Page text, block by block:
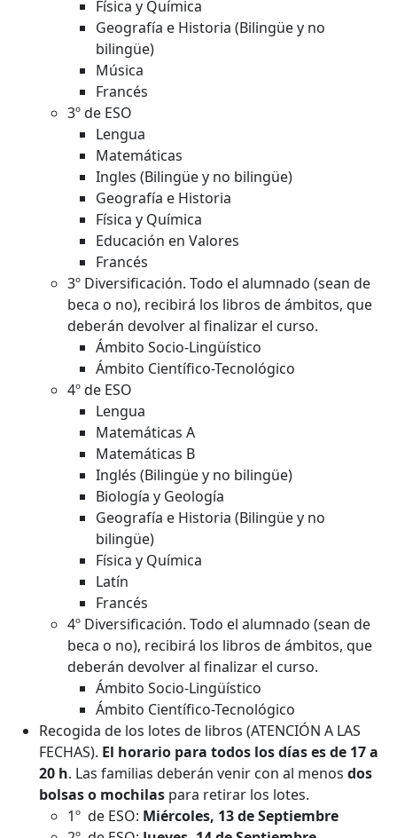
Física y Química
Geografía e Historia (Bilingüe y no
bilingüe)
Música
Francés
3º de ESO
Lengua
Matemáticas
Ingles (Bilingüe y no bilingüe)
Geografía e Historia
Física y Química
Educación en Valores
Francés
3º Diversificación. Todo el alumnado (sean de
beca o no), recibirá los libros de ámbitos, que
deberán devolver al finalizar el curso.
Ámbito Socio-Lingüístico
Ámbito Científico-Tecnológico
4º de ESO
Lengua
Matemáticas A
Matemáticas B
Inglés (Bilingüe y no bilingüe)
Biología y Geología
Geografía e Historia (Bilingüe y no
bilingüe)
Física y Química
Latín
Francés
4º Diversificación. Todo el alumnado (sean de
beca o no), recibirá los libros de ámbitos, que
deberán devolver al finalizar el curso.
Ámbito Socio-Lingüístico
Ámbito Científico-Tecnológico
Recogida de los lotes de libros (ATENCIÓN A LAS
FECHAS). El horario para todos los días es de 17 a
20 h. Las familias deberán venir con al menos dos
bolsas o mochilas para retirar los lotes.
1º de ESO: Miércoles, 13 de Septiembre